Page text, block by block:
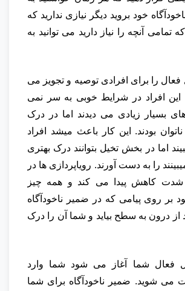
خود بروید دیگر نیازی ندارید که
که تمامی آنچه را نیاز دارید می توانید به
فعال را برای افرادی توصیه و تجویز می
این افراد در شرایط خوبی به سر نمی
بسیار زیادی می دیدند اما در درک
بودند. این کار باعث میشد افراد
اما در بخش تخیل بتوانند درک بهتری
را به دست آورند. رویاپردازی ها در
شدت کاهش پیدا می کند و همه چیز
بر روی پیامی که در ضمیر ناخودآگاه
از درون به سطح بیاید و شما آن را درک
فعال شما آغاز می شود شما وارد
می شوید. ضمیر ناخودآگاه برای شما